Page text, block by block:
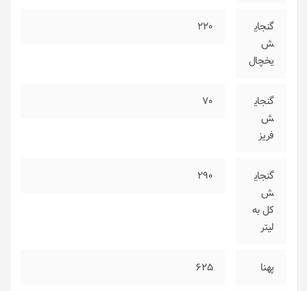
گنجای
ش
یخچال
220
گنجای
ش
فریز
70
گنجای
ش
کل به
لیتر
290
پهنا 625